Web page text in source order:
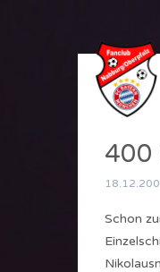
400
Schon